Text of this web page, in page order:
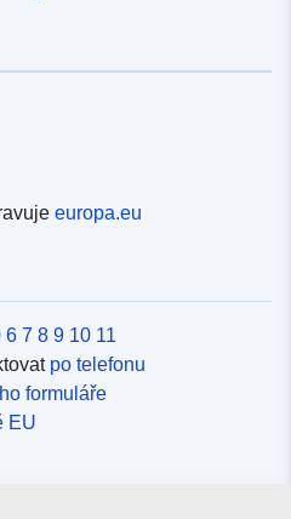
europa.eu
6 7 8 9 10 11
po telefonu
formuláře
EU